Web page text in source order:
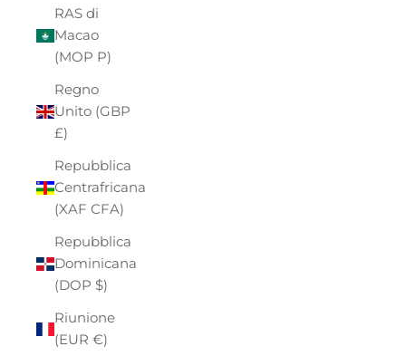
RAS di
Macao
(MOP P)
Regno
Unito (GBP
£)
Repubblica
Centrafricana
(XAF CFA)
Repubblica
Dominicana
(DOP $)
Riunione
(EUR €)